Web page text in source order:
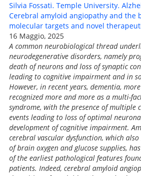
Silvia Fossati. Temple University.
Cerebral amyloid angiopathy and the
molecular targets and novel
16 Maggio, 2025
A common neurobiological thread
neurodegenerative disorders, namely
death of neurons and loss of synaptic
leading to cognitive impairment and in
However, in recent years, dementia,
recognized more and more as a multi-
syndrome, with the presence of multiple
events leading to loss of optimal
development of cognitive impairment.
cerebral vascular dysfunction, which
of brain oxygen and glucose supplies,
of the earliest pathological features
patients. Indeed, cerebral amyloid